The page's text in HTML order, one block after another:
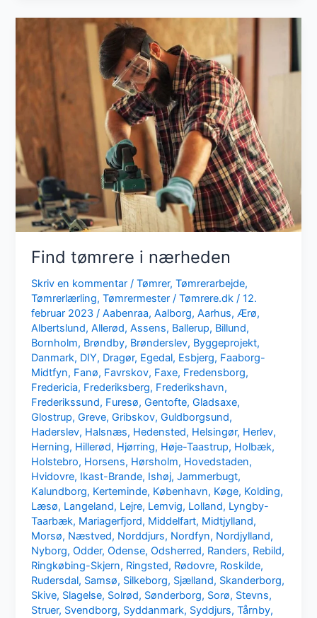
Find tømrere i nærheden
Skriv en kommentar /Tømrer,Tømrerarbejde,
Tømrerlærling,Tømrermester /Tømrere.dk/12.
februar 2023/Aabenraa,Aalborg,Aarhus,Ærø,
Albertslund,Allerød,Assens, Ballerup, Billund,
Bornholm, Brøndby, Brønderslev, Byggeprojekt,
Danmark, DIY, Dragør, Egedal, Esbjerg, Faaborg-
Midtfyn, Fanø, Favrskov, Faxe, Fredensborg,
Fredericia, Frederiksberg, Frederikshavn,
Frederikssund, Furesø,Gentofte,Gladsaxe,
Glostrup,Greve,Gribskov,Guldborgsund,
Haderslev, Halsnæs, Hedensted, Helsingør, Herlev,
Herning, Hillerød, Hjørring, Høje-Taastrup, Holbæk,
Holstebro, Horsens, Hørsholm, Hovedstaden,
Hvidovre, Ikast-Brande, Ishøj,Jammerbugt,
Kalundborg, Kerteminde, København, Køge, Kolding,
Læsø, Langeland, Lejre, Lemvig, Lolland, Lyngby-
Taarbæk, Mariagerfjord, Middelfart, Midtjylland,
Morsø, Næstved, Norddjurs, Nordfyn, Nordjylland,
Nyborg,Odder,Odense,Odsherred, Randers, Rebild,
Ringkøbing-Skjern, Ringsted, Rødovre, Roskilde,
Rudersdal, Samsø, Silkeborg, Sjælland, Skanderborg,
Skive, Slagelse, Solrød, Sønderborg, Sorø, Stevns,
Struer, Svendborg, Syddanmark, Syddjurs,Tårnby,